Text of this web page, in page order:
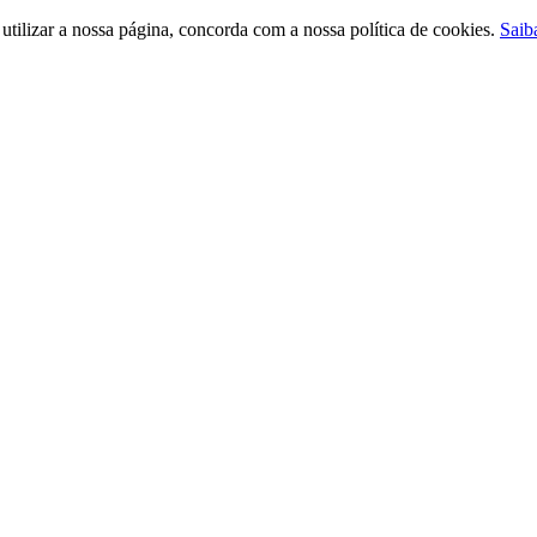
a nossa página, concorda com a nossa política de cookies.